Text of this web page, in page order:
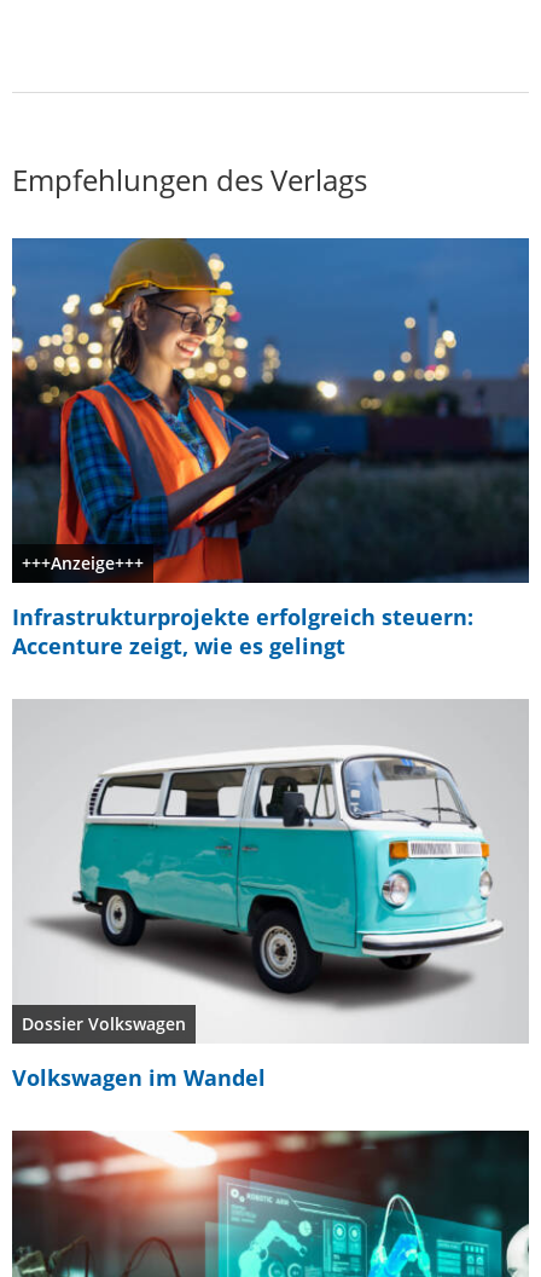
Empfehlungen des Verlags
+++Anzeige+++
Infrastrukturprojekte erfolgreich steuern:
Accenture zeigt, wie es gelingt
Dossier Volkswagen
Volkswagen im Wandel